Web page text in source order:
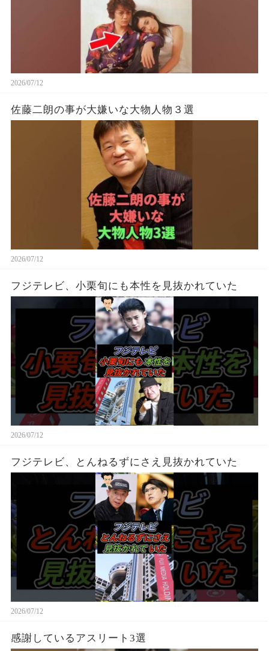
2026/07/12
佐藤二朗の事が大嫌いな大物人物３選
2026/07/12
フジテレビ、小栗旬にも本性を見抜かれていた
2026/07/12
フジテレビ、とんねるずにさえ見抜かれていた
2026/07/12
感謝しているアスリート3選